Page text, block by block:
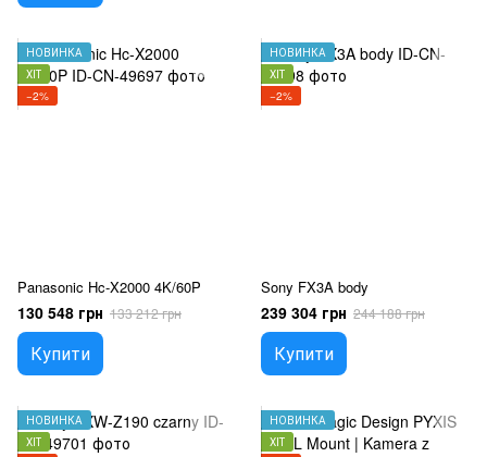
НОВИНКА
ХІТ
−2%
Panasonic Hc-X2000 4K/60P
130 548 грн 133 212 грн
Купити
НОВИНКА
ХІТ
−2%
Sony FX3A body
239 304 грн 244 188 грн
Купити
НОВИНКА
ХІТ
НОВИНКА
ХІТ